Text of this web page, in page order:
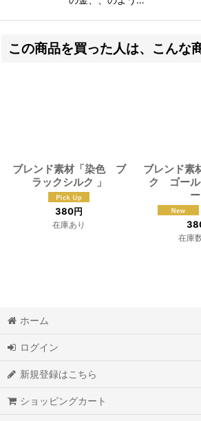
この商品を買った人は、こんな
ブレンド素材「染色 ブ
ラックシルク 」
380円
在庫あり
ブレンド素
ク ゴール
ー
在庫
ホーム
ログイン
新規登録はこちら
ショッピングカート